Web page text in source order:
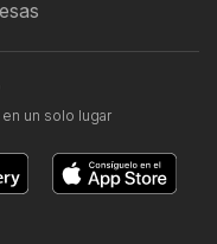
un solo lugar